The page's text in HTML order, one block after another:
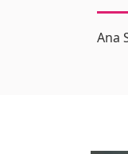
Ana